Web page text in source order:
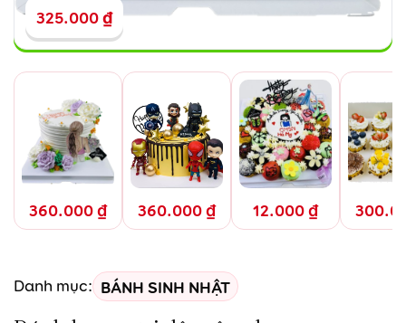
325.000₫
360.000₫ 360.000₫ 12.000₫
Danh mục: BÁNH SINH NHẬT